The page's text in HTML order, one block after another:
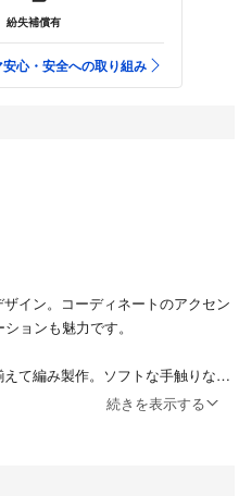
紛失補償有
安心・安全への取り組み
イン。コーディネートのアクセン
ョンも魅力です。
て編み製作。ソフトな手触りなが
続きを表示する